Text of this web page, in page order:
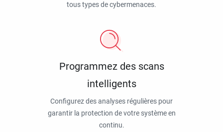
tous types de cybermenaces.
Programmez des scans
intelligents
Configurez des analyses régulières pour
garantir la protection de votre système en
continu.